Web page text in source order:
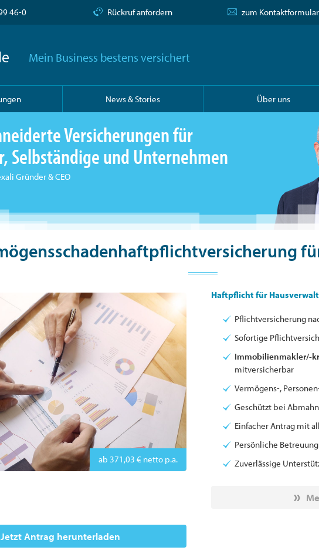
46-0 Rückruf anfordern zum Kontaktformular
Mein Business bestens versichert
News & Stories Über uns
Versicherungen für
Selbständige und Unternehmen
Gründer & CEO
ab 371,03 € netto p.a.
Haftpflicht für
Pflichtversicherung
Sofortige
Immobilienmakler/-
mitversicherbar
Vermögens-,
Geschützt bei
Einfacher Antrag mit
Persönliche
Zuverlässige
Jetzt Antrag herunterladen